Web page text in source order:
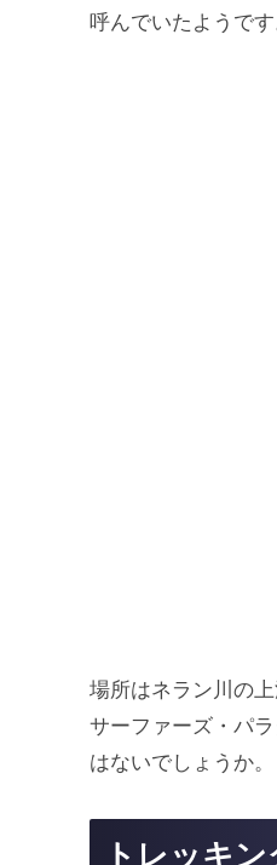
呼んでいたようです
場所はネラン川の
サーファーズ・パ
はないでしょうか。
トレッキ